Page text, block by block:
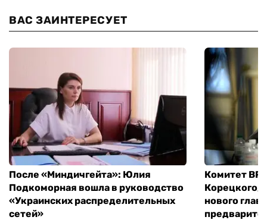
ВАС ЗАИНТЕРЕСУЕТ
После «Миндичгейта»: Юлия
Подкоморная вошла в руководство
«Украинских распределительных
сетей»
Комитет ВР
Корецкого,
нового